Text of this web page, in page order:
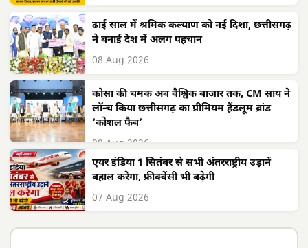
ढाई साल में श्रमिक कल्याण को नई दिशा, छत्तीसगढ़
ने बनाई देश में अलग पहचान
08 Aug 2026
कोसा की चमक अब वैश्विक बाजार तक, CM साय ने
लॉन्च किया छत्तीसगढ़ का प्रीमियम हैंडलूम ब्रांड
‘कोशल फैब’
08 Aug 2026
एयर इंडिया 1 सितंबर से सभी अंतरराष्ट्रीय उड़ानें
बहाल करेगा, फ्रीक्वेंसी भी बढ़ेगी
07 Aug 2026